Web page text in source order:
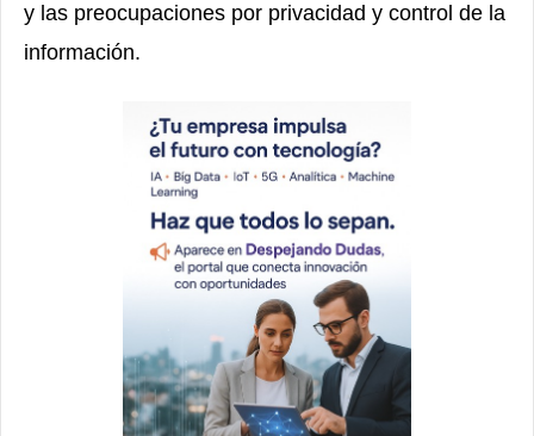
y las preocupaciones por privacidad y control de la
información.